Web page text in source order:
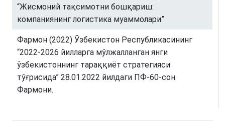
“Жисмоний тақсимотни бошқариш:
компаниянинг логистика муаммолари”
Фармон (2022) Ўзбекистон Республикасининг
“2022-2026 йилларга мўлжалланган янги
ўзбекистоннинг тараққиёт стратегияси
тўғрисида” 28.01.2022 йилдаги ПФ-60-сон
Фармони.